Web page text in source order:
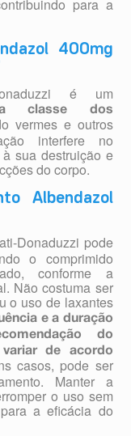
para a
400mg
é um
classe dos
vermes e outros
interfere no
sua destruição e
do corpo.
Albendazol
Donaduzzi pode
o comprimido
conforme a
Não costuma ser
o uso de laxantes
e a duração
do
de acordo
casos, pode ser
Manter a
o uso sem
a eficácia do